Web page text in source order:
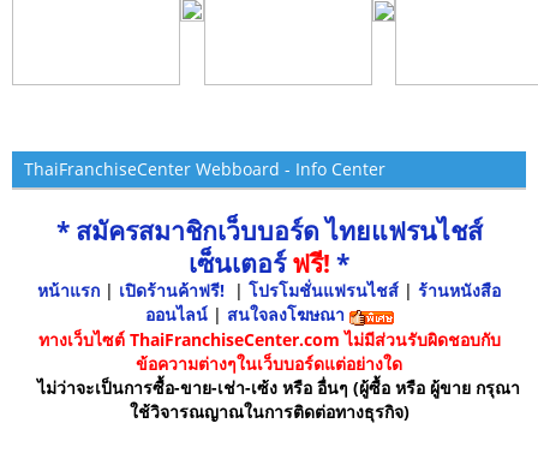
ThaiFranchiseCenter Webboard - Info Center
* สมัครสมาชิกเว็บบอร์ด ไทยแฟรนไชส์
เซ็นเตอร์ฟรี! *
หน้าแรก | เปิดร้านค้าฟรี! | โปรโมชั่นแฟรนไชส์ | ร้านหนังสือ
ออนไลน์ | สนใจลงโฆษณา
ทางเว็บไซต์ ThaiFranchiseCenter.com ไม่มีส่วนรับผิดชอบกับ
ข้อความต่างๆในเว็บบอร์ดแต่อย่างใด
ไม่ว่าจะเป็นการซื้อ-ขาย-เช่า-เซ้ง หรือ อื่นๆ (ผู้ซื้อ หรือ ผู้ขาย กรุณา
ใช้วิจารณญาณในการติดต่อทางธุรกิจ)